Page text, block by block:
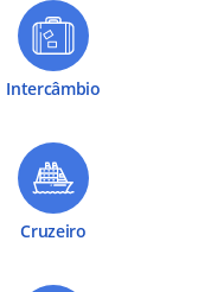
Intercâmbio
Cruzeiro